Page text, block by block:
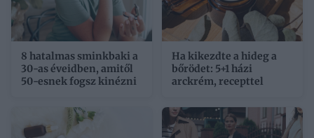
8 hatalmas sminkbaki a
30-as éveidben, amitől
50-esnek fogsz kinézni
Ha kikezdte a hideg a
bőrödet: 5+1 házi
arckrém, recepttel